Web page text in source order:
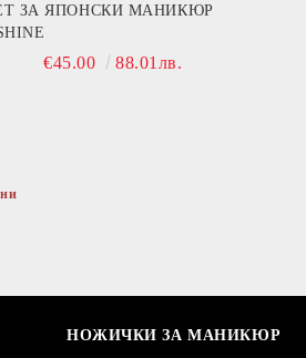
ЗА ЯПОНСКИ МАНИКЮР
€45.00 88.01лв.
НОЖИЧКИ ЗА МАНИКЮР